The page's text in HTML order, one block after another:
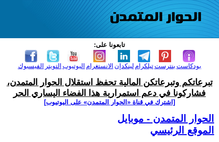
تابعونا على:
الفيسبوك التويتر اليوتيوب الانستغرام لينكدإن تيلكرامبنترست بودكاست
تبرعاتكم وتبرعاتكن المالية تحفظ استقلال الحوار المتمدن،
فشاركونا في دعم استمرارية هذا الفضاء اليساري الحر
[اشترك في قناة ‫«الحوار المتمدن» على اليوتيوب]
الحوار المتمدن - موبايل
الموقع الرئيسي